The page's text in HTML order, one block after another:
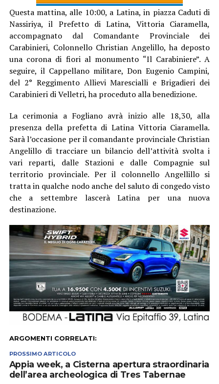
Questa mattina, alle 10:00, a Latina, in piazza Caduti di
Nassiriya, il Prefetto di Latina, Vittoria Ciaramella,
accompagnato dal Comandante Provinciale dei
Carabinieri, Colonnello Christian Angelillo, ha deposto
una corona di fiori al monumento “Il Carabiniere”. A
seguire, il Cappellano militare, Don Eugenio Campini,
del 2° Reggimento Allievi Marescialli e Brigadieri dei
Carabinieri di Velletri, ha proceduto alla benedizione.
La cerimonia a Fogliano avrà inizio alle 18,30, alla
presenza della prefetta di Latina Vittoria Ciaramella.
Sarà l’occasione per il comandante provinciale Christian
Angelillo di tracciare un bilancio dell’attività svolta i
vari reparti, dalle Stazioni e dalle Compagnie sul
territorio provinciale. Per il colonnello Angellillo si
tratta in qualche nodo anche del saluto di congedo visto
che a settembre lascerà Latina per una nuova
destinazione.
ARGOMENTI CORRELATI:
PROSSIMO ARTICOLO
Appia week, a Cisterna apertura straordinaria
dell’area archeologica di Tres Tabernae